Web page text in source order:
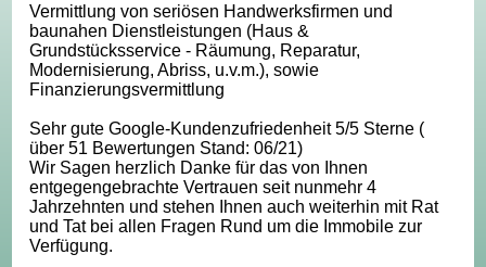
Vermittlung von seriösen Handwerksfirmen und
baunahen Dienstleistungen (Haus &
Grundstücksservice - Räumung, Reparatur,
Modernisierung, Abriss, u.v.m.), sowie
Finanzierungsvermittlung
Sehr gute Google-Kundenzufriedenheit 5/5 Sterne (
über 51 Bewertungen Stand: 06/21)
Wir Sagen herzlich Danke für das von Ihnen
entgegengebrachte Vertrauen seit nunmehr 4
Jahrzehnten und stehen Ihnen auch weiterhin mit Rat
und Tat bei allen Fragen Rund um die Immobile zur
Verfügung.